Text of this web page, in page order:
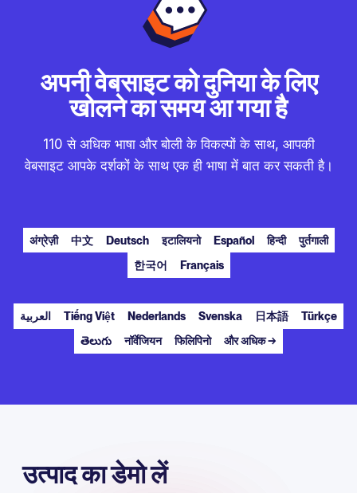
अपनी वेबसाइट को दुनिया के लिए
खोलने का समय आ गया है
110 से अधिक भाषा और बोली के विकल्पों के साथ, आपकी
वेबसाइट आपके दर्शकों के साथ एक ही भाषा में बात कर सकती है।
अंग्रेज़ी 中文 Deutsch इटालियनो Español हिन्दी
पुर्तगाली
한국어
Français
العربية Tiếng Việt Nederlands Svenska 日本語
Türkçe
తెలుగు
नॉर्वेजियन फिलिपिनो और अधिक →
उत्पाद का डेमो लें